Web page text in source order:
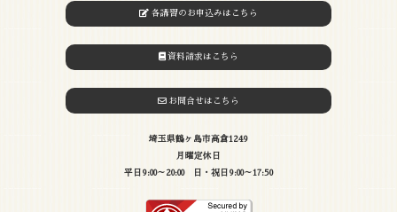
各講習のお申込みはこちら
資料請求はこちら
お問合せはこちら
埼玉県鶴ヶ島市高倉1249
月曜定休日
平日9:00～20:00 日・祝日9:00～17:50